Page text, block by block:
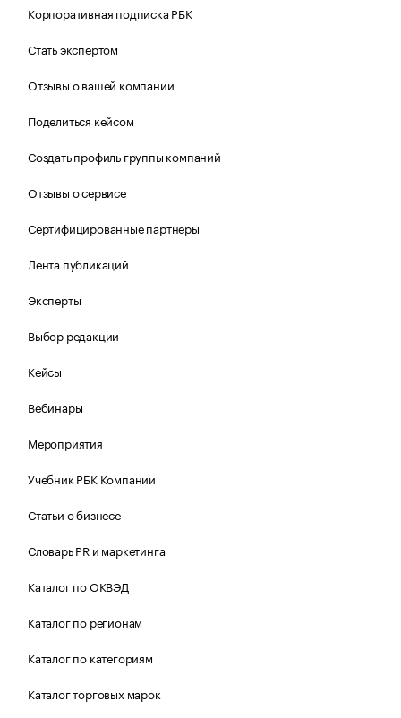
Корпоративная подписка РБК
Стать экспертом
Отзывы о вашей компании
Поделиться кейсом
Создать профиль группы компаний
Отзывы о сервисе
Сертифицированные партнеры
Лента публикаций
Эксперты
Выбор редакции
Кейсы
Вебинары
Мероприятия
Учебник РБК Компании
Статьи о бизнесе
Словарь PR и маркетинга
Каталог по ОКВЭД
Каталог по регионам
Каталог по категориям
Каталог торговых марок